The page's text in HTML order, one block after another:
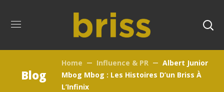
Blog
Home Influence & PR
Albert Junior
Mbog Mbog : Les Histoires D’un Briss À
L’Infinix